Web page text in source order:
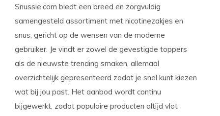
Snussie.com biedt een breed en zorgvuldig
samengesteld assortiment met nicotinezakjes en
snus, gericht op de wensen van de moderne
gebruiker. Je vindt er zowel de gevestigde toppers
als de nieuwste trending smaken, allemaal
overzichtelijk gepresenteerd zodat je snel kunt kiezen
wat bij jou past. Het aanbod wordt continu
bijgewerkt, zodat populaire producten altijd vlot